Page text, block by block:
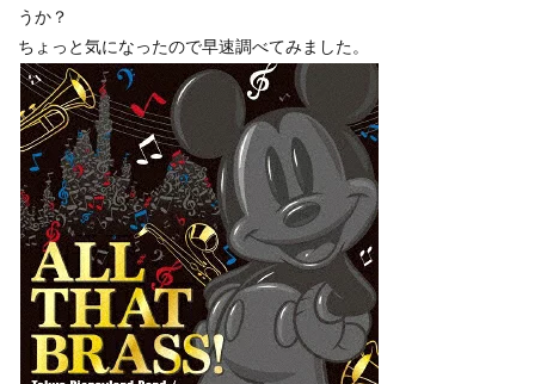
うか？
ちょっと気になったので早速調べてみました。